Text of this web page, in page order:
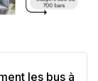
les bus à